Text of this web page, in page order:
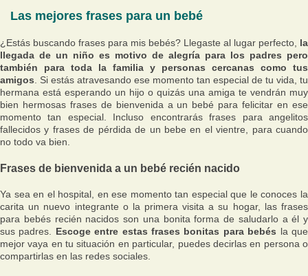
Las mejores frases para un bebé
¿Estás buscando frases para mis bebés? Llegaste al lugar perfecto, la
llegada de un niño es motivo de alegría para los padres pero
también para toda la familia y personas cercanas como tus
amigos . Si estás atravesando ese momento tan especial de tu vida, tu
hermana está esperando un hijo o quizás una amiga te vendrán muy
bien hermosas frases de bienvenida a un bebé para felicitar en ese
momento tan especial. Incluso encontrarás frases para angelitos
fallecidos y frases de pérdida de un bebe en el vientre, para cuando
no todo va bien.
Frases de bienvenida a un bebé recién nacido
Ya sea en el hospital, en ese momento tan especial que le conoces la
carita un nuevo integrante o la primera visita a su hogar, las frases
para bebés recién nacidos son una bonita forma de saludarlo a él y
sus padres. Escoge entre estas frases bonitas para bebés la que
mejor vaya en tu situación en particular, puedes decirlas en persona o
compartirlas en las redes sociales.